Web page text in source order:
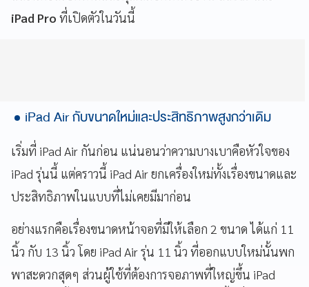
iPad Pro ที่เปิดตัวในวันนี้
iPad Air กับขนาดใหม่และประสิทธิภาพสูงกว่าเดิม
เริ่มที่ iPad Air กันก่อน แน่นอนว่าความบางเบาคือหัวใจของ
iPad รุ่นนี้ แต่คราวนี้ iPad Air ยกเครื่องใหม่ทั้งเรื่องขนาดและ
ประสิทธิภาพในแบบที่ไม่เคยมีมาก่อน
อย่างแรกคือเรื่องขนาดหน้าจอที่มีให้เลือก 2 ขนาด ได้แก่ 11
นิ้ว กับ 13 นิ้ว โดย iPad Air รุ่น 11 นิ้ว ที่ออกแบบใหม่นั้นพก
พาสะดวกสุดๆ ส่วนผู้ใช้ที่ต้องการจอภาพที่ใหญ่ขึ้น iPad